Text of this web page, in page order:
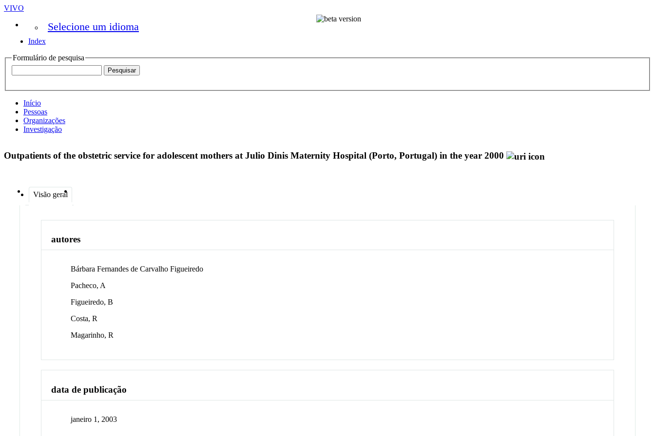
VIVO
Selecione um idioma
Index
Formulário de pesquisa
Início
Pessoas
Organizações
Investigação
Outpatients of the obstetric service for adolescent mothers at Julio Dinis Maternity Hospital (Porto, Portugal) in the year 2000
Visão geral
autores
Bárbara Fernandes de Carvalho Figueiredo
Pacheco, A
Figueiredo, B
Costa, R
Magarinho, R
data de publicação
janeiro 1, 2003